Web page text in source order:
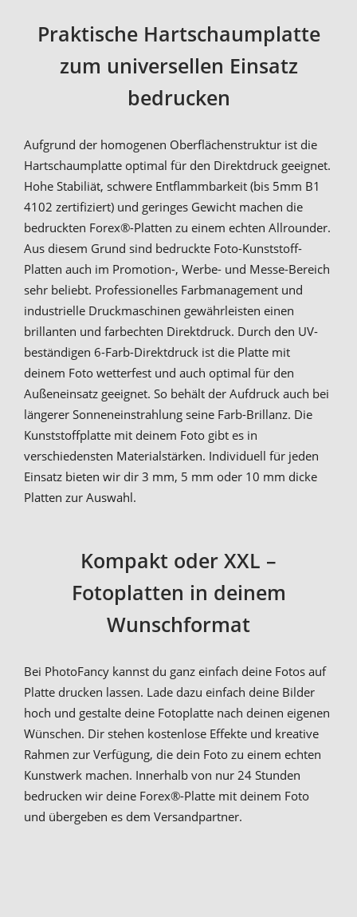
Praktische Hartschaumplatte
zum universellen Einsatz
bedrucken
Aufgrund der homogenen Oberflächenstruktur ist die
Hartschaumplatte optimal für den Direktdruck geeignet.
Hohe Stabiliät, schwere Entflammbarkeit (bis 5mm B1
4102 zertifiziert) und geringes Gewicht machen die
bedruckten Forex®-Platten zu einem echten Allrounder.
Aus diesem Grund sind bedruckte Foto-Kunststoff-
Platten auch im Promotion-, Werbe- und Messe-Bereich
sehr beliebt. Professionelles Farbmanagement und
industrielle Druckmaschinen gewährleisten einen
brillanten und farbechten Direktdruck. Durch den UV-
beständigen 6-Farb-Direktdruck ist die Platte mit
deinem Foto wetterfest und auch optimal für den
Außeneinsatz geeignet. So behält der Aufdruck auch bei
längerer Sonneneinstrahlung seine Farb-Brillanz. Die
Kunststoffplatte mit deinem Foto gibt es in
verschiedensten Materialstärken. Individuell für jeden
Einsatz bieten wir dir 3 mm, 5 mm oder 10 mm dicke
Platten zur Auswahl.
Kompakt oder XXL –
Fotoplatten in deinem
Wunschformat
Bei PhotoFancy kannst du ganz einfach deine Fotos auf
Platte drucken lassen. Lade dazu einfach deine Bilder
hoch und gestalte deine Fotoplatte nach deinen eigenen
Wünschen. Dir stehen kostenlose Effekte und kreative
Rahmen zur Verfügung, die dein Foto zu einem echten
Kunstwerk machen. Innerhalb von nur 24 Stunden
bedrucken wir deine Forex®-Platte mit deinem Foto
und übergeben es dem Versandpartner.